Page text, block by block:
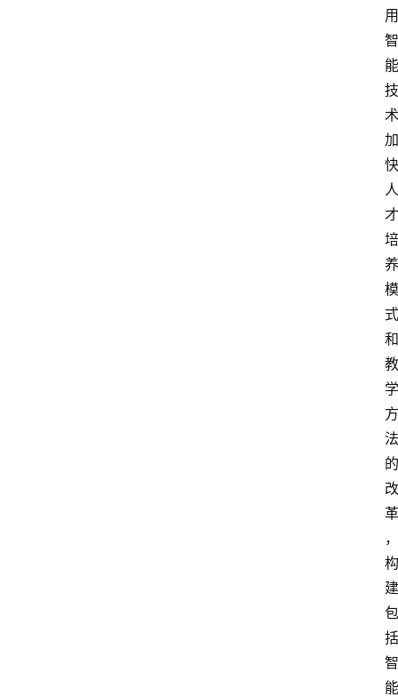
用
智
能
技
术
加
快
人
才
培
养
模
式
和
教
学
方
法
的
改
革
，
构
建
包
括
智
能